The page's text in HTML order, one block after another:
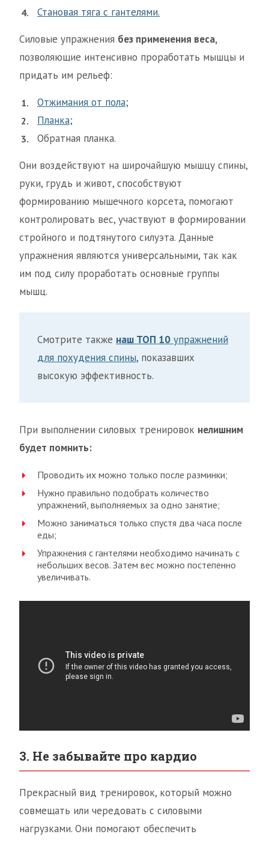
Становая тяга с гантелями.
Силовые упражнения без применения веса,
позволяющие интенсивно проработать мышцы и
придать им рельеф:
Отжимания от пола;
Планка;
Обратная планка.
Они воздействуют на широчайшую мышцу спины,
руки, грудь и живот, способствуют
формированию мышечного корсета, помогают
контролировать вес, участвуют в формировании
стройного и подтянутого силуэта. Данные
упражнения являются универсальными, так как
им под силу проработать основные группы
мышц.
Смотрите также наш ТОП 10 упражнений
для похудения спины, показавших
высокую эффективность.
При выполнении силовых тренировок нелишним
будет помнить:
Проводить их можно только после разминки;
Нужно правильно подобрать количество
упражнений, выполняемых за одно занятие;
Можно заниматься только спустя два часа после
еды;
Упражнения с гантелями необходимо начинать с
небольших весов. Затем вес можно постепенно
увеличивать.
3. Не забывайте про кардио
Прекрасный вид тренировок, который можно
совмещать или чередовать с силовыми
нагрузками. Они помогают обеспечить